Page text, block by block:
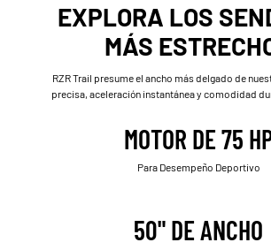
EXPLORA LOS
MÁS
RZR Trail presume el ancho más delgado de
precisa, aceleración instantánea y comodidad
MOTOR DE 75
Para Desempeño Deportivo
50" DE ANCHO